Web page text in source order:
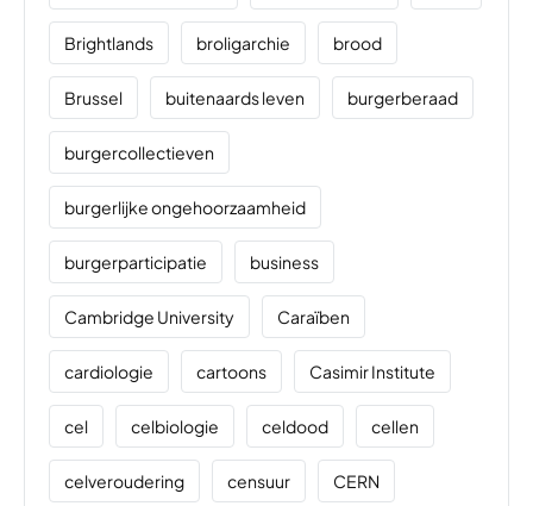
Brightlands broligarchie brood
Brussel buitenaards leven burgerberaad
burgercollectieven
burgerlijke ongehoorzaamheid
burgerparticipatie business
Cambridge University Caraïben
cardiologie cartoons Casimir Institute
cel celbiologie celdood cellen
celveroudering censuur CERN